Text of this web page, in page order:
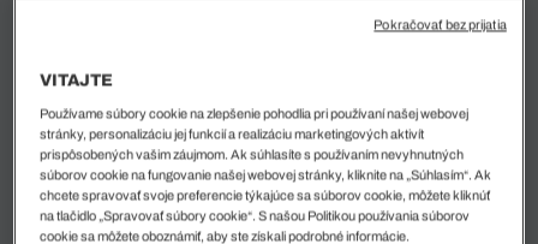
VITAJTE
Používame súbory cookie na zlepšenie pohodlia pri používaní našej webovej
stránky, personalizáciu jej funkcií a realizáciu marketingových aktivít
prispôsobených vašim záujmom. Ak súhlasíte s používaním nevyhnutných
súborov cookie na fungovanie našej webovej stránky, kliknite na „Súhlasím“. Ak
chcete spravovať svoje preferencie týkajúce sa súborov cookie, môžete kliknúť
na tlačidlo „Spravovať súbory cookie“. S našou Politikou používania súborov
cookie sa môžete oboznámiť, aby ste získali podrobné informácie.
Pokračovať bez prijatia